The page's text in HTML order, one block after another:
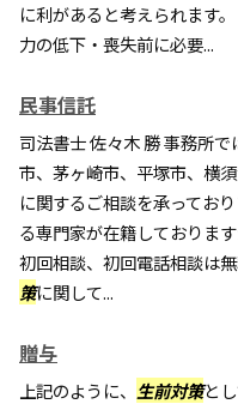
に利があると考えられます
力の低下・喪失前に必要...
民事信託
司法書士 佐々木 勝 事務所で
市、茅ヶ崎市、平塚市、横
に関するご相談を承ってお
る専門家が在籍しておりま
初回相談、初回電話相談は
策に関して...
贈与
上記のように、 生前対策と